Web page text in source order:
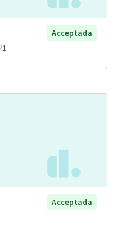
Acceptada
1
Acceptada